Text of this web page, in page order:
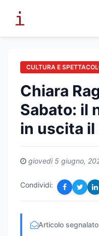
CULTURA E
Chiara
Sabato: il
in uscita
giovedì 5 giugno,
Condividi:
Articolo